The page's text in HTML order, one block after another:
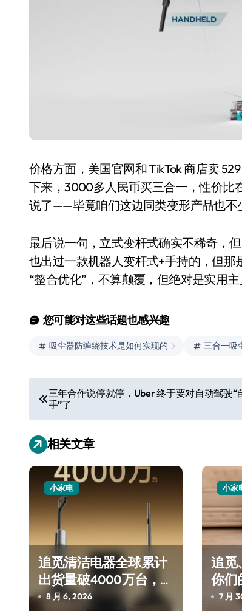
价格方面，美国官网和 TikTok 商店卖
下来，3000多人民币买三合一，性价比
说了——毕竟咱们这边同类变形产品也不
最后说一句，立式变杆式确实不稀奇，
也出过一款机器人变杆式+手持的，但
“整合优化”，不算颠覆，但绝对是实用主
您可能对这些话题也感兴趣
吸尘器防缠绕技术是如何实现的 三合一吸
文
章
导
航
三年合作说停就停，Uber 终于要对自动驾驶“
手”了
相关文章
小家电
追觅清洁电器全球累计
出货量破4000万台，技
术创新驱动多品类增长
8 月 6, 2026
小家
追觅
你们
认定
7 月
从电视一哥到声学霸
TCL用一套‘完整体系’
开了回音壁的顶级牌桌